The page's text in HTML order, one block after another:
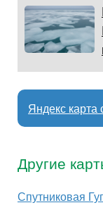
Яндекс
Другие
Спутниковая